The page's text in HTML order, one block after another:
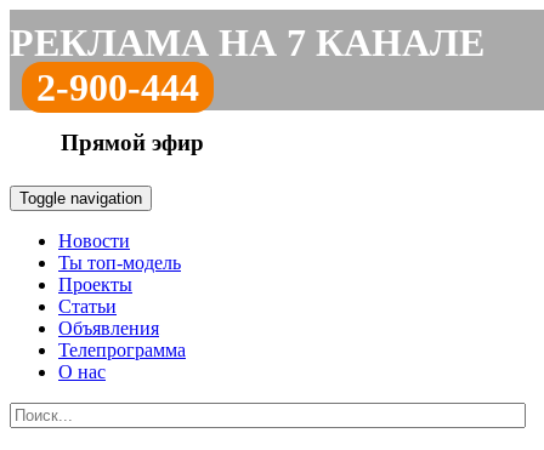
РЕКЛАМА НА 7 КАНАЛЕ
2-900-444
Прямой эфир
Toggle navigation
Новости
Ты топ-модель
Проекты
Статьи
Объявления
Телепрограмма
О нас